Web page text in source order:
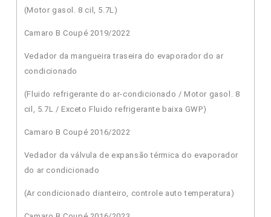
(Motor gasol. 8 cil, 5.7L)
Camaro B Coupé 2019/2022
Vedador da mangueira traseira do evaporador do ar
condicionado
(Fluido refrigerante do ar-condicionado / Motor gasol. 8
cil, 5.7L / Exceto Fluido refrigerante baixa GWP)
Camaro B Coupé 2016/2022
Vedador da válvula de expansão térmica do evaporador
do ar condicionado
(Ar condicionado dianteiro, controle auto temperatura)